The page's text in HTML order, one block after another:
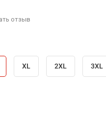
отзыв
XL 2XL 3XL